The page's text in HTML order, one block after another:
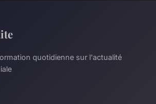
quotidienne sur l'actualité